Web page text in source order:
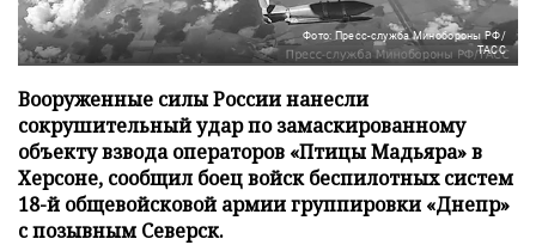
Фото: Пресс-служба Минобороны РФ/
ТАСС
Вооруженные силы России нанесли
сокрушительный удар по замаскированному
объекту взвода операторов «Птицы Мадьяра» в
Херсоне, сообщил боец войск беспилотных систем
18-й общевойсковой армии группировки «Днепр»
с позывным Северск.